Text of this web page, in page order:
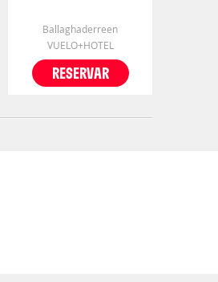
Ballaghaderreen
VUELO+HOTEL
RESERVAR